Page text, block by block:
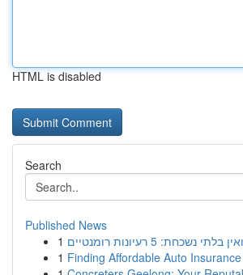
HTML is disabled
Search
Published News
1
נשכחת: 5 רעיונות רומנטיים
1 Finding Affordable Auto